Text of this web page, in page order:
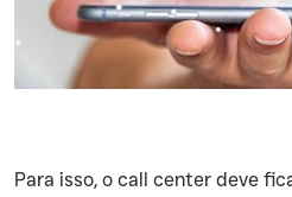
‍Para isso, o call center deve